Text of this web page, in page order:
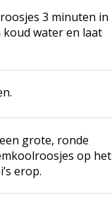
3 minuten in
water en laat
grote, ronde
op het
erop.